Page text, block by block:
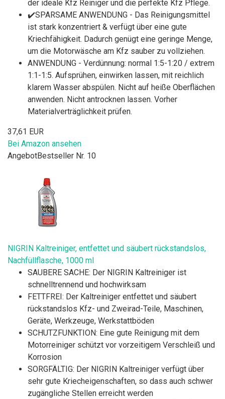
der ideale Kfz Reiniger und die perfekte Kfz Pflege.
✔️SPARSAME ANWENDUNG - Das Reinigungsmittel
ist stark konzentriert & verfügt über eine gute
Kriechfähigkeit. Dadurch genügt eine geringe Menge,
um die Motorwäsche am Kfz sauber zu vollziehen.
ANWENDUNG - Verdünnung: normal 1:5-1:20 / extrem
1:1-1:5. Aufsprühen, einwirken lassen, mit reichlich
klarem Wasser abspülen. Nicht auf heiße Oberflächen
anwenden. Nicht antrocknen lassen. Vorher
Materialverträglichkeit prüfen.
37,61 EUR
Bei Amazon ansehen
AngebotBestseller Nr. 10
NIGRIN Kaltreiniger, entfettet und säubert rückstandslos,
Nachfüllflasche, 1000 ml
SAUBERE SACHE: Der NIGRIN Kaltreiniger ist
schnelltrennend und hochwirksam
FETTFREI: Der Kaltreiniger entfettet und säubert
rückstandslos Kfz- und Zweirad-Teile, Maschinen,
Geräte, Werkzeuge, Werkstattböden
SCHUTZFUNKTION: Eine gute Reinigung mit dem
Motorreiniger schützt vor vorzeitigem Verschleiß und
Korrosion
SORGFÄLTIG: Der NIGRIN Kaltreiniger verfügt über
sehr gute Kriecheigenschaften, so dass auch schwer
zugängliche Stellen erreicht werden